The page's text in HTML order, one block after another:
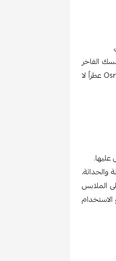
الفاخر
الذي يضفي لمسة ناعمة وثابتة تدوم لساعات طويلة هذا التوازن بين المكونات يجعل Osma O عطراً لا
والحداثة،
الملابس